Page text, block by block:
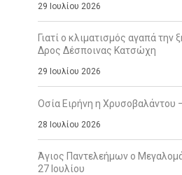
29 Ιουλίου 2026
Γιατί ο κλιματισμός αγαπά την
Δρος Δέσποινας Κατσώχη
29 Ιουλίου 2026
Οσία Ειρήνη η Χρυσοβαλάντου
28 Ιουλίου 2026
Άγιος Παντελεήμων ο
27 Ιουλίου